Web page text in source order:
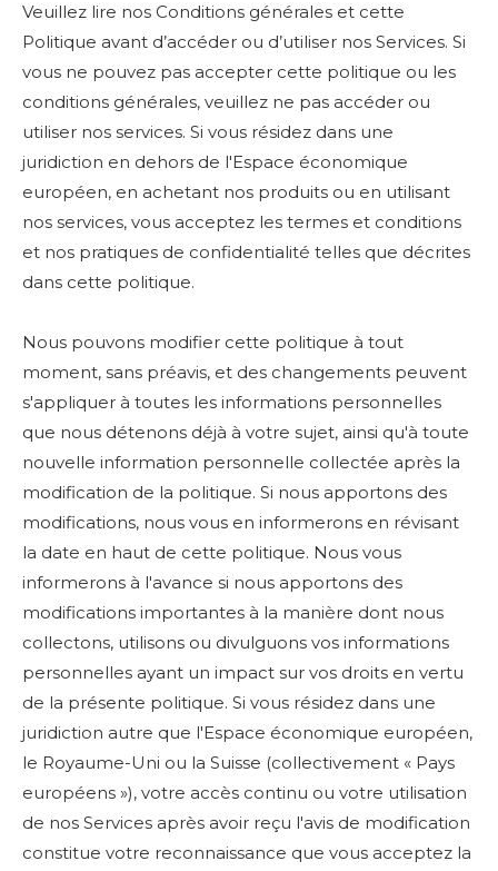
Veuillez lire nos Conditions générales et cette
Politique avant d’accéder ou d’utiliser nos Services. Si
vous ne pouvez pas accepter cette politique ou les
conditions générales, veuillez ne pas accéder ou
utiliser nos services. Si vous résidez dans une
juridiction en dehors de l'Espace économique
européen, en achetant nos produits ou en utilisant
nos services, vous acceptez les termes et conditions
et nos pratiques de confidentialité telles que décrites
dans cette politique.
Nous pouvons modifier cette politique à tout
moment, sans préavis, et des changements peuvent
s'appliquer à toutes les informations personnelles
que nous détenons déjà à votre sujet, ainsi qu'à toute
nouvelle information personnelle collectée après la
modification de la politique. Si nous apportons des
modifications, nous vous en informerons en révisant
la date en haut de cette politique. Nous vous
informerons à l'avance si nous apportons des
modifications importantes à la manière dont nous
collectons, utilisons ou divulguons vos informations
personnelles ayant un impact sur vos droits en vertu
de la présente politique. Si vous résidez dans une
juridiction autre que l'Espace économique européen,
le Royaume-Uni ou la Suisse (collectivement « Pays
européens »), votre accès continu ou votre utilisation
de nos Services après avoir reçu l'avis de modification
constitue votre reconnaissance que vous acceptez la